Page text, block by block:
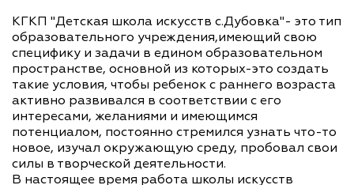
КГКП "Детская школа искусств с.Дубовка"- это тип
образовательного учреждения,имеющий свою
специфику и задачи в едином образовательном
пространстве, основной из которых-это создать
такие условия, чтобы ребенок с раннего возраста
активно развивался в соответствии с его
интересами, желаниями и имеющимся
потенциалом, постоянно стремился узнать что-то
новое, изучал окружающую среду, пробовал свои
силы в творческой деятельности.
В настоящее время работа школы искусств